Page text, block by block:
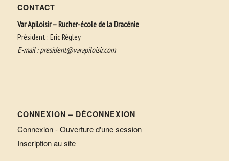
CONTACT
Var Apiloisir – Rucher-école de la Dracénie
Président : Eric Régley
E-mail :president@varapiloisir.com
CONNEXION – DÉCONNEXION
Connexion - Ouverture d'une session
Inscription au site